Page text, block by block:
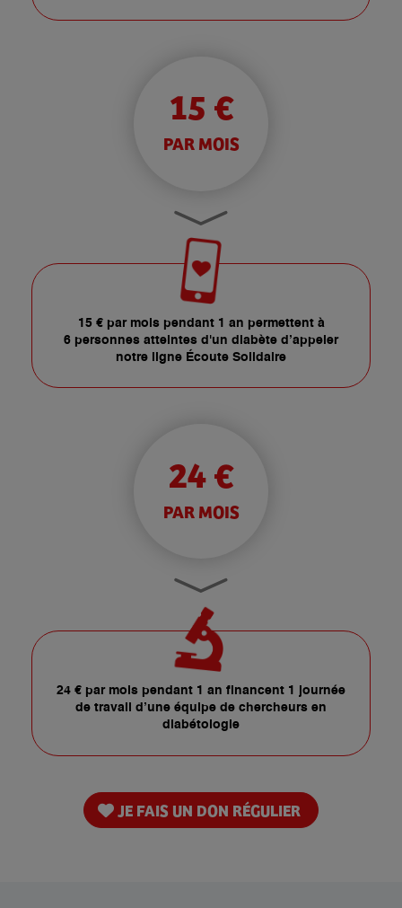
15 €
PAR MOIS
15 € par mois pendant 1 an permettent à
6 personnes atteintes d'un diabète d’appeler
notre ligne Écoute Solidaire
24 €
PAR MOIS
24 € par mois pendant 1 an financent 1 journée
de travail d’une équipe de chercheurs en
diabétologie
JE FAIS UN DON RÉGULIER